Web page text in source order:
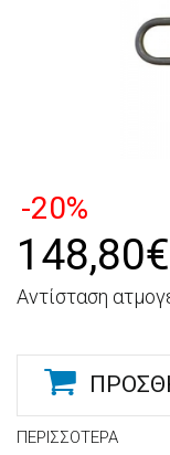
-20%
148,80€
Αντίσταση
ΠΕΡΙΣΣΌΤΕΡΑ